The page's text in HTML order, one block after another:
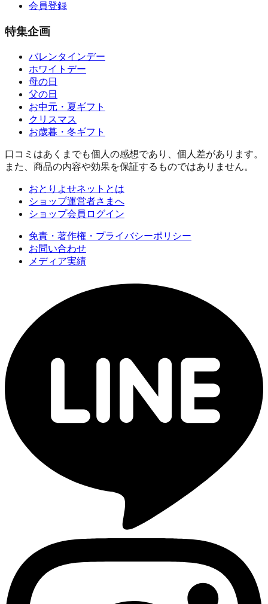
会員登録
特集企画
バレンタインデー
ホワイトデー
母の日
父の日
お中元・夏ギフト
クリスマス
お歳暮・冬ギフト
口コミはあくまでも個人の感想であり、個人差があります。
また、商品の内容や効果を保証するものではありません。
おとりよせネットとは
ショップ運営者さまへ
ショップ会員ログイン
免責・著作権・プライバシーポリシー
お問い合わせ
メディア実績